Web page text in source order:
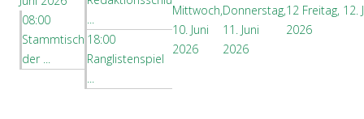
08:00
Stammtisch
der ...
...
18:00
Ranglistenspiel
...
Mittwoch,
10. Juni
2026
Donnerstag,
11. Juni
2026
12 Freitag, 12.
2026